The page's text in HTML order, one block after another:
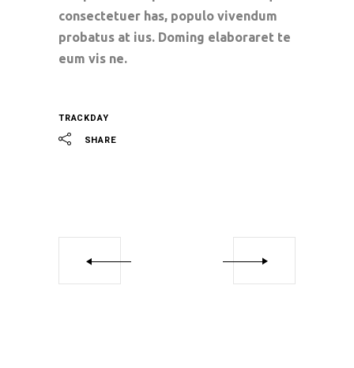
consectetuer has, populo vivendum
probatus at ius. Doming elaboraret te
eum vis ne.
TRACKDAY
SHARE